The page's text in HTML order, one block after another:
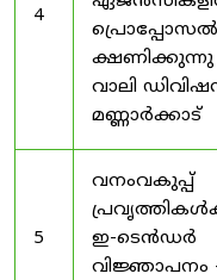
4
പ്രൊപ്പോസൽ
വാലി
മണ്ണാർക്കാട്
5
വനംവകുപ്പ്
ഇ-ടെൻഡർ
വിജ്ഞാപനം